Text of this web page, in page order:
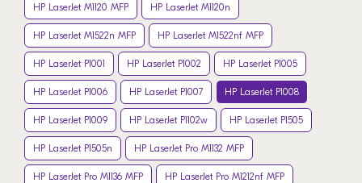
HP LaserJet M1120 MFP HP LaserJet M1120n
HP LaserJet M1522n MFP HP LaserJet M1522nf MFP
HP LaserJet P1001 HP LaserJet P1002 HP LaserJet P1005
HP LaserJet P1006 HP LaserJet P1007 HP LaserJet P1008
HP LaserJet P1009 HP LaserJet P1102w HP LaserJet P1505
HP LaserJet P1505n HP LaserJet Pro M1132 MFP
HP LaserJet Pro M1136 MFP HP LaserJet Pro M1212nf MFP